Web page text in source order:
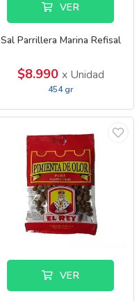
VER
Sal Parrillera Marina Refisal
$8.990 x Unidad
454 gr
VER